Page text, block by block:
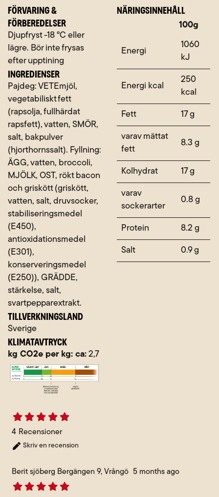
FÖRVARING &
FÖRBEREDELSER
Djupfryst -18 °C eller
lägre. Bör inte frysas
efter upptining
INGREDIENSER
Pajdeg: VETEmjöl,
vegetabiliskt fett
(rapsolja, fullhärdat
rapsfett), vatten, SMÖR,
salt, bakpulver
(hjorthornssalt). Fyllning:
ÄGG, vatten, broccoli,
MJÖLK, OST, rökt bacon
och griskött (griskött,
vatten, salt, druvsocker,
stabiliseringsmedel
(E450),
antioxidationsmedel
(E301),
konserveringsmedel
(E250)), GRÄDDE,
stärkelse, salt,
svartpepparextrakt.
TILLVERKNINGSLAND
Sverige
KLIMATAVTRYCK
kg CO2e per kg: ca: 2,7
NÄRINGSINNEHÅLL
100g
Energi
1060
kJ
Energi kcal
250
kcal
Fett 17 g
varav mättat
fett
8.3 g
Kolhydrat 17 g
varav
sockerarter
0.8 g
Protein 8.2 g
Salt 0.9 g
4 Recensioner
Skriv en recension
Berit sjöberg Bergängen 9, Vrångö 5 months ago